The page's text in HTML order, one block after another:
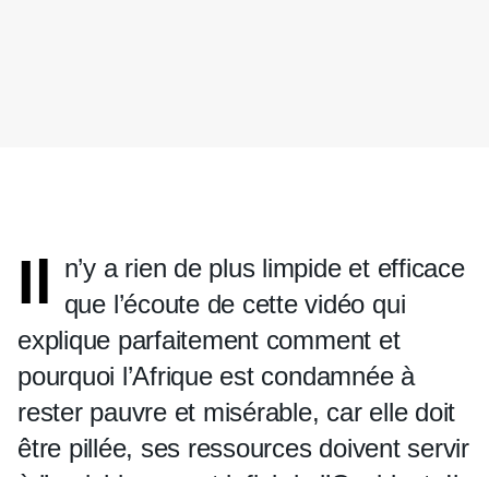
Il n’y a rien de plus limpide et efficace
que l’écoute de cette vidéo qui
explique parfaitement comment et
pourquoi l’Afrique est condamnée à
rester pauvre et misérable, car elle doit
être pillée, ses ressources doivent servir